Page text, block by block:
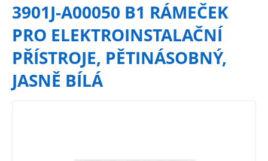
3901J-A00050 B1 RÁMEČEK
PRO ELEKTROINSTALAČNÍ
PŘÍSTROJE, PĚTINÁSOBNÝ,
JASNĚ BÍLÁ